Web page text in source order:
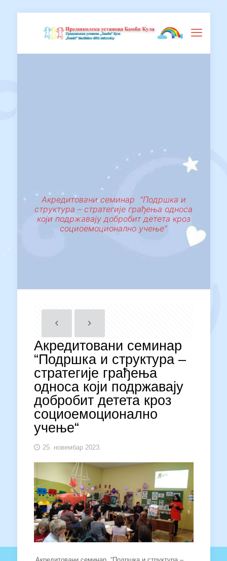
Акредитовани семинар “Подршка и
структура – стратегије грађења односа
који подржавају добробит детета кроз
социоемоционално учење“
Акредитовани семинар
“Подршка и структура –
стратегије грађења
односа који подржавају
добробит детета кроз
социоемоционално
учење“
25. новембар 2023.
Акредитовани семинар “Подршка и структура –